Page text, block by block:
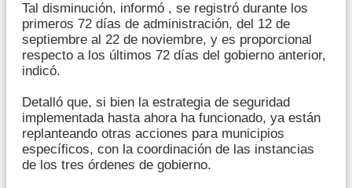
Tal disminución, informó , se registró durante los
primeros 72 días de administración, del 12 de
septiembre al 22 de noviembre, y es proporcional
respecto a los últimos 72 días del gobierno anterior,
indicó.
Detalló que, si bien la estrategia de seguridad
implementada hasta ahora ha funcionado, ya están
replanteando otras acciones para municipios
específicos, con la coordinación de las instancias
de los tres órdenes de gobierno.